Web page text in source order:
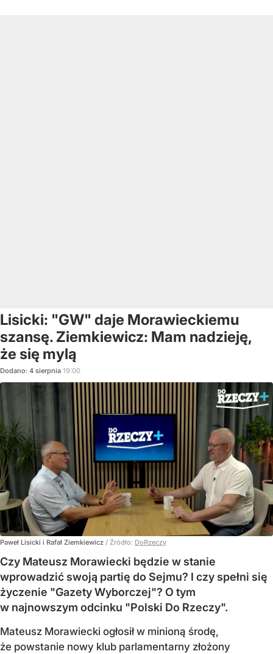
Lisicki: "GW" daje Morawieckiemu
szansę. Ziemkiewicz: Mam nadzieję,
że się mylą
Dodano: 4 sierpnia 19:00
Paweł Lisicki i Rafał Ziemkiewicz / Źródło: DoRzeczy
Czy Mateusz Morawiecki będzie w stanie
wprowadzić swoją partię do Sejmu? I czy spełni się
życzenie "Gazety Wyborczej"? O tym
w najnowszym odcinku "Polski Do Rzeczy".
Mateusz Morawiecki ogłosił w minioną środę,
że powstanie nowy klub parlamentarny złożony